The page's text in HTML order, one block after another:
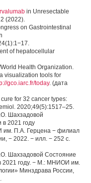
in Unresectable
(2022).
on Gastrointestinal
of hepatocellular
Health Organization.
visualization tools for
gco.iarc.fr/today. (дата
for 32 cancer types:
2020;49(5):1517–25.
Шахзадовой
в 2021 году
им. П.А. Герцена − филиал
− 2022. − илл. − 252 с.
Шахзадовой Состояние
2021 году. − М.: МНИОИ им.
Минздрава России,